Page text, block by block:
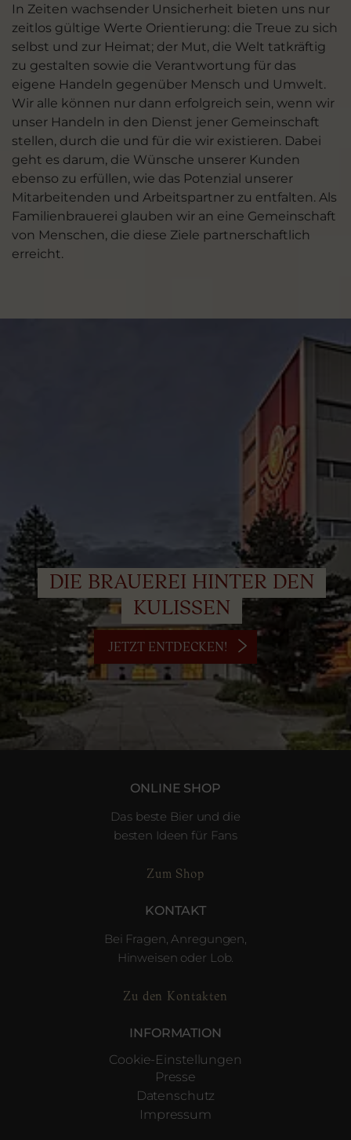
In Zeiten wachsender Unsicherheit bieten uns nur
zeitlos gültige Werte Orientierung: die Treue zu sich
selbst und zur Heimat; der Mut, die Welt tatkräftig
zu gestalten sowie die Verantwortung für das
eigene Handeln gegenüber Mensch und Umwelt.
Wir alle können nur dann erfolgreich sein, wenn wir
unser Handeln in den Dienst jener Gemeinschaft
stellen, durch die und für die wir existieren. Dabei
geht es darum, die Wünsche unserer Kunden
ebenso zu erfüllen, wie das Potenzial unserer
Mitarbeitenden und Arbeitspartner zu entfalten. Als
Familienbrauerei glauben wir an eine Gemeinschaft
von Menschen, die diese Ziele partnerschaftlich
erreicht.
DIE BRAUEREI HINTER DEN
KULISSEN
JETZT ENTDECKEN!
ONLINE SHOP
Das beste Bier und die
besten Ideen für Fans
Zum Shop
KONTAKT
Bei Fragen, Anregungen,
Hinweisen oder Lob.
Zu den Kontakten
INFORMATION
Cookie-Einstellungen
Presse
Datenschutz
Impressum